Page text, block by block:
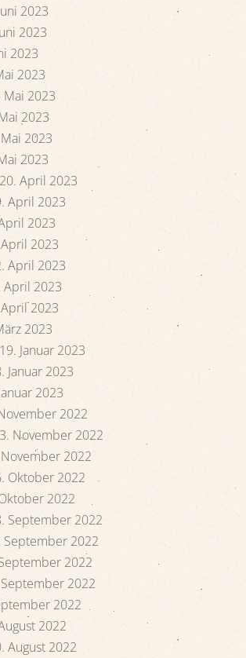
2023
2023
2023
2023
Mai 2023
2023
2023
2023
April 2023
April 2023
2023
2023
April 2023
April 2023
2023
2023
Januar 2023
Januar 2023
2023
2022
November 2022
2022
Oktober 2022
2022
September 2022
September 2022
2022
2022
2022
2022
August 2022